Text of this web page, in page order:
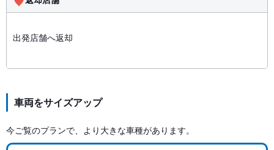
出発店舗へ返却
車両をサイズアップ
今ご覧のプランで、より大きな車種があります。